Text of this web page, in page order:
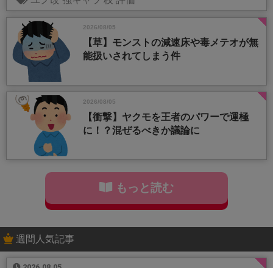
2026/08/05
【草】モンストの減速床や毒メテオが無
能扱いされてしまう件
2026/08/05
【衝撃】ヤクモを王者のパワーで運極
に！？混ぜるべきか議論に
もっと読む
週間人気記事